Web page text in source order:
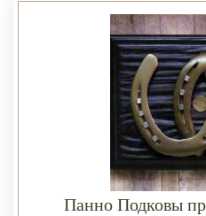
Панно Подковы